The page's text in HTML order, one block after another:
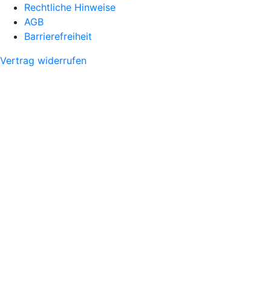
Rechtliche Hinweise
AGB
Barrierefreiheit
Vertrag widerrufen